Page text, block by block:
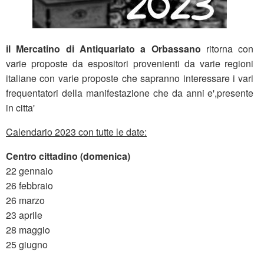
il Mercatino di Antiquariato a Orbassano ritorna con
varie proposte da espositori provenienti da varie regioni
italiane con varie proposte che sapranno interessare i vari
frequentatori della manifestazione che da anni e',presente
in citta'
Calendario 2023 con tutte le date:
Centro cittadino (domenica)
22 gennaio
26 febbraio
26 marzo
23 aprile
28 maggio
25 giugno